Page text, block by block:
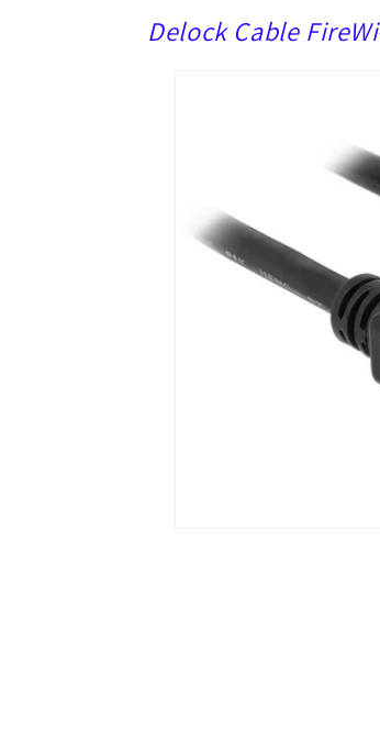
Delock Cable